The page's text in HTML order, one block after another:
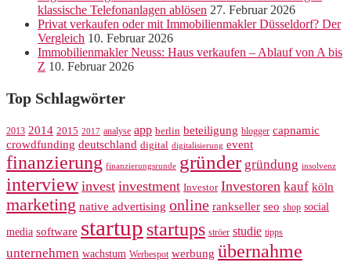
klassische Telefonanlagen ablösen 27. Februar 2026
Privat verkaufen oder mit Immobilienmakler Düsseldorf? Der
Vergleich 10. Februar 2026
Immobilienmakler Neuss: Haus verkaufen – Ablauf von A bis
Z 10. Februar 2026
Top Schlagwörter
2013 2014 2015 2017 analyse app berlin beteiligung blogger capnamic
crowdfunding deutschland digital digitalisierung event
finanzierung finanzierungsrunde gründer gründung insolvenz
interview invest investment Investor Investoren kauf köln
marketing native advertising online rankseller seo shop social
media software startup startups ströer studie tipps
unternehmen wachstum Werbespot werbung übernahme